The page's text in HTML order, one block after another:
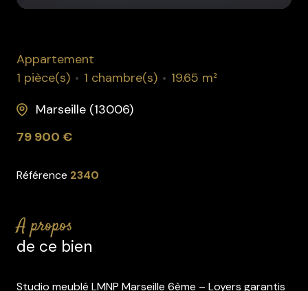
Appartement
1 pièce(s)
1 chambre(s)
19.65 m²
Marseille (13006)
79 900 €
Référence 2340
a propos
de ce bien
Studio meublé LMNP Marseille 6ème – Loyers garantis